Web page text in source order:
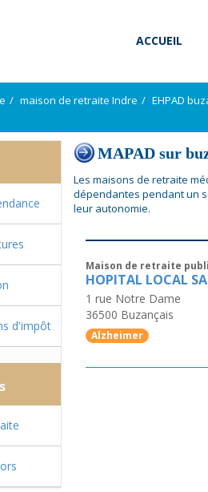
ACCUEIL
maison de retraite Indre EHPAD
d'impôt
MAPAD sur
Les maisons de retraite
dépendantes pendant un
leur autonomie.
Maison de retraite
HOPITAL LOCAL
1 rue Notre Dame
36500 Buzançais
Alzheimer